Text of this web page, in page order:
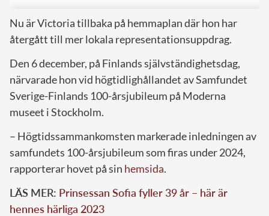
Nu är Victoria tillbaka på hemmaplan där hon har
återgått till mer lokala representationsuppdrag.
Den 6 december, på Finlands självständighetsdag,
närvarade hon vid högtidlighållandet av Samfundet
Sverige-Finlands 100-årsjubileum på Moderna
museet i Stockholm.
– Högtidssammankomsten markerade inledningen av
samfundets 100-årsjubileum som firas under 2024,
rapporterar hovet på sin hemsida.
LÄS MER: Prinsessan Sofia fyller 39 år – här är
hennes härliga 2023